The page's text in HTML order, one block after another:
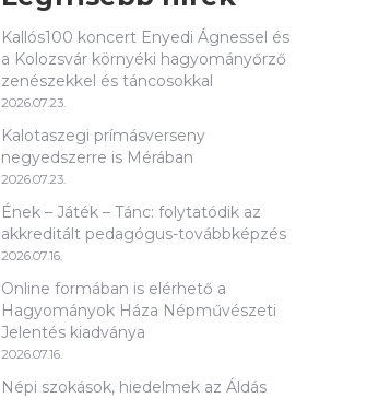
Kallós100 koncert Enyedi Ágnessel és
a Kolozsvár környéki hagyományőrző
zenészekkel és táncosokkal
2026.07.23.
Kalotaszegi prímásverseny
negyedszerre is Mérában
2026.07.23.
Ének – Játék – Tánc: folytatódik az
akkreditált pedagógus-továbbképzés
2026.07.16.
Online formában is elérhető a
Hagyományok Háza Népművészeti
Jelentés kiadványa
2026.07.16.
Népi szokások, hiedelmek az Áldás